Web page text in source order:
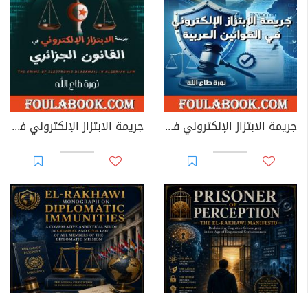
جريمة الابتزاز الإلكتروني في القوانين العربية جريمة الابتزاز الإلكتروني في القانون الجزائري